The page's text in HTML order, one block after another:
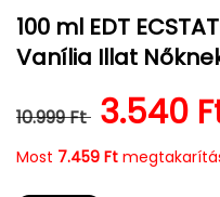
100 ml EDT
Vanília Illat
Normál ár
10.999 Ft 3.540
Most 7.459 Ft